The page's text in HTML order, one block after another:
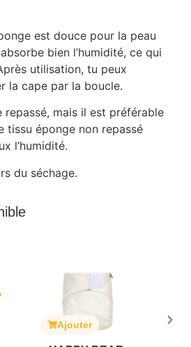
est douce pour la peau
bien l’humidité, ce qui
utilisation, tu peux
la cape par la boucle.
mais il est préférable
tissu éponge non repassé
l’humidité.
du séchage.
Ajouter